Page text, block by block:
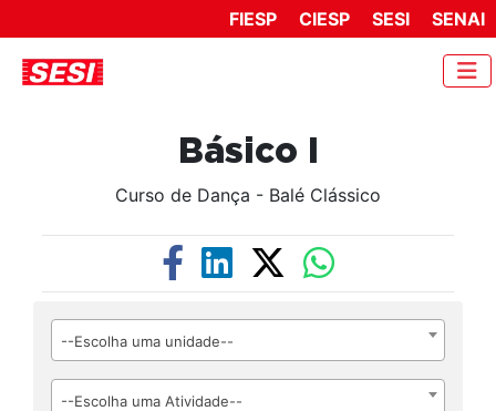
FIESP CIESP SESI SENAI
Básico I
Curso de Dança - Balé Clássico
--Escolha uma unidade--
--Escolha uma Atividade--